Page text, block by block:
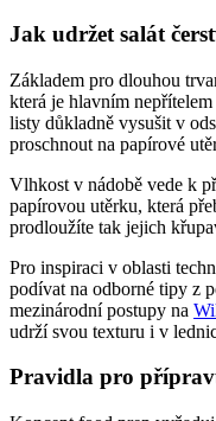
Jak udržet salát
Základem pro dlouhou
která je hlavním
listy důkladně vysušit v
proschnout na papírové
Vlhkost v nádobě vede k
papírovou utěrku, která
prodloužíte tak jejich
Pro inspiraci v oblasti
podívat na odborné tipy z
mezinárodní postupy na
udrží svou texturu i v
Pravidla pro